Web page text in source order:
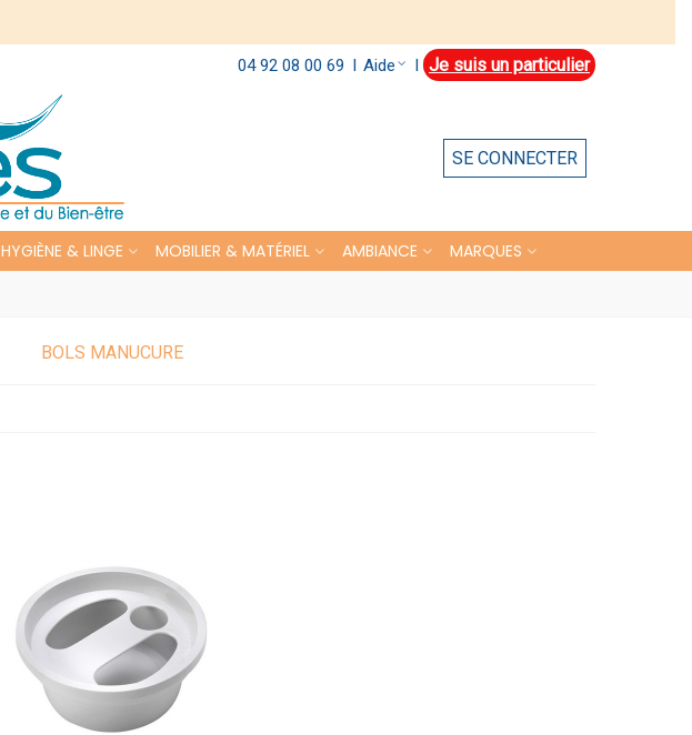
04 92 08 00 69 l Aide l Je suis un particulier
SE CONNECTER
HYGIÈNE & LINGE MOBILIER & MATÉRIEL AMBIANCE MARQUES
BOLS MANUCURE